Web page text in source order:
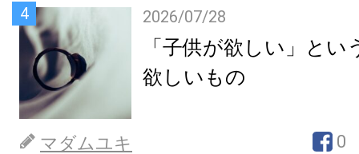
4 2026/07/28
「子供が欲しい」とい
欲しいもの
マダムユキ 0